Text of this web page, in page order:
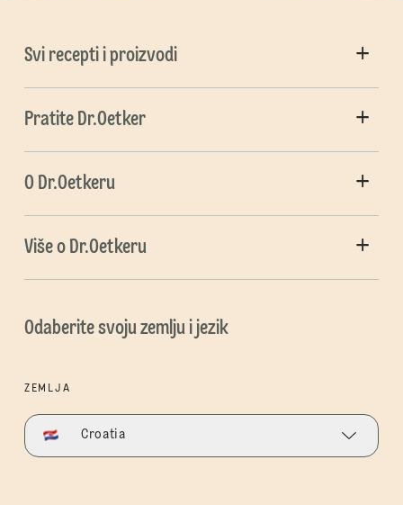
Svi recepti i proizvodi
Pratite Dr.Oetker
O Dr.Oetkeru
Više o Dr.Oetkeru
Odaberite svoju zemlju i jezik
ZEMLJA
Croatia